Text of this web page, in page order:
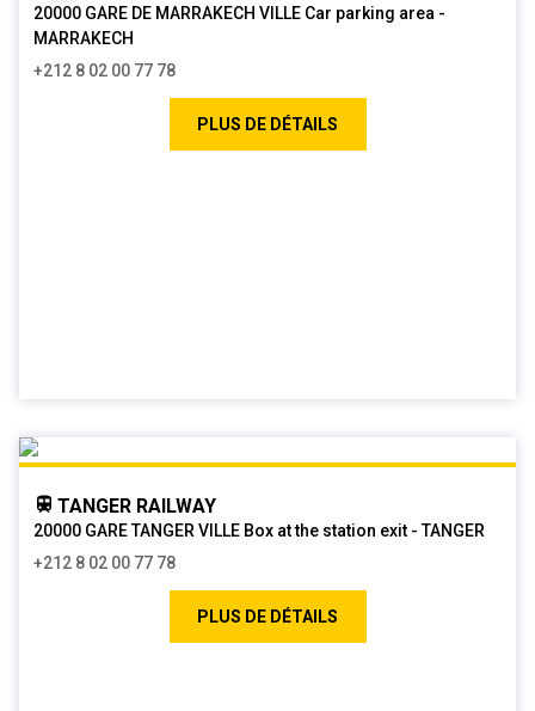
20000 GARE DE MARRAKECH VILLE Car parking area -
MARRAKECH
+212 8 02 00 77 78
PLUS DE DÉTAILS
TANGER RAILWAY
20000 GARE TANGER VILLE Box at the station exit - TANGER
+212 8 02 00 77 78
PLUS DE DÉTAILS